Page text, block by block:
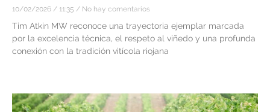
10/02/2026 11:35 No hay comentarios
Tim Atkin MW reconoce una trayectoria ejemplar marcada
por la excelencia técnica, el respeto al viñedo y una profunda
conexión con la tradición vitícola riojana